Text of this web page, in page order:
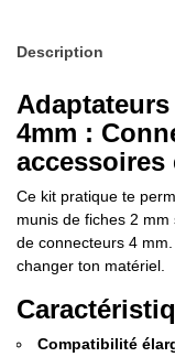
Description
4mm :
accessoires
Ce kit pratique te
munis de fiches 2 mm
de connecteurs 4
changer ton matériel.
Compatibilité